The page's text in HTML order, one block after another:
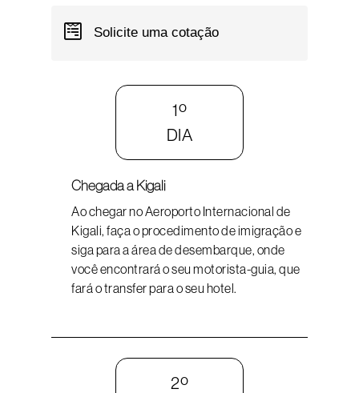
Solicite uma cotação
1º
DIA
Chegada a Kigali
Ao chegar no Aeroporto Internacional de
Kigali, faça o procedimento de imigração e
siga para a área de desembarque, onde
você encontrará o seu motorista-guia, que
fará o transfer para o seu hotel.
2º